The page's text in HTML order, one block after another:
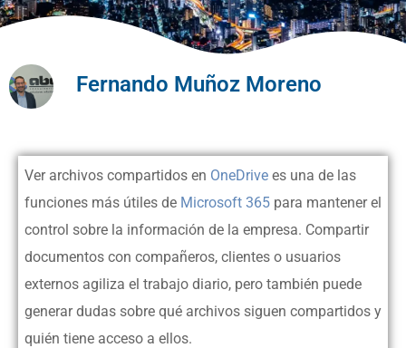
Fernando Muñoz Moreno
Ver archivos compartidos en OneDrive es una de las
funciones más útiles de Microsoft 365 para mantener el
control sobre la información de la empresa. Compartir
documentos con compañeros, clientes o usuarios
externos agiliza el trabajo diario, pero también puede
generar dudas sobre qué archivos siguen compartidos y
quién tiene acceso a ellos.